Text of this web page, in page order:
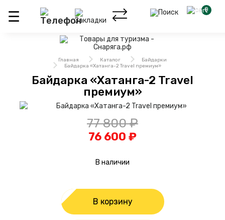
0
Главная Каталог
Байдарки
Байдарка «Хатанга-2 Travel премиум»
Байдарка «Хатанга-2 Travel
премиум»
77 800 ₽
76 600 ₽
В наличии
В корзину